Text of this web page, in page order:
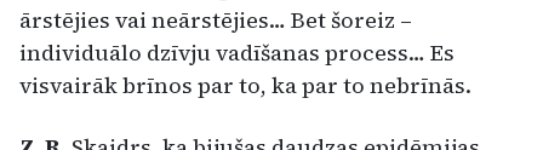
ārstējies vai neārstējies… Bet šoreiz –
individuālo dzīvju vadīšanas process… Es
visvairāk brīnos par to, ka par to nebrīnās.